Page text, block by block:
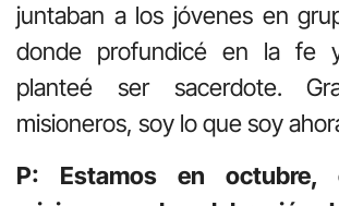
juntaban a los jóvenes en
donde profundicé en la fe
planteé ser sacerdote.
misioneros, soy lo que soy
P: Estamos en